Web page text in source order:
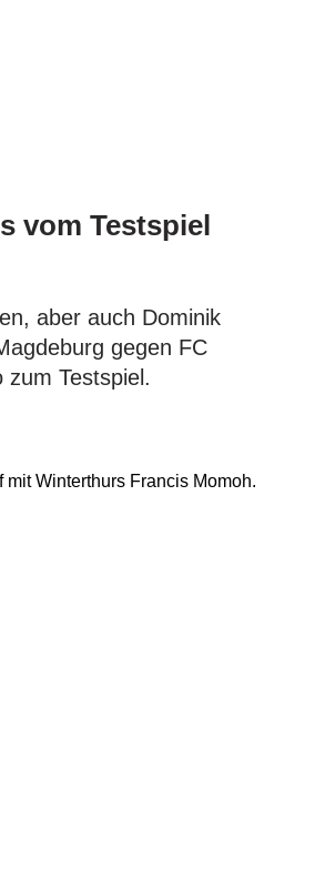
vom Testspiel
aber auch Dominik
gegen FC
Testspiel.